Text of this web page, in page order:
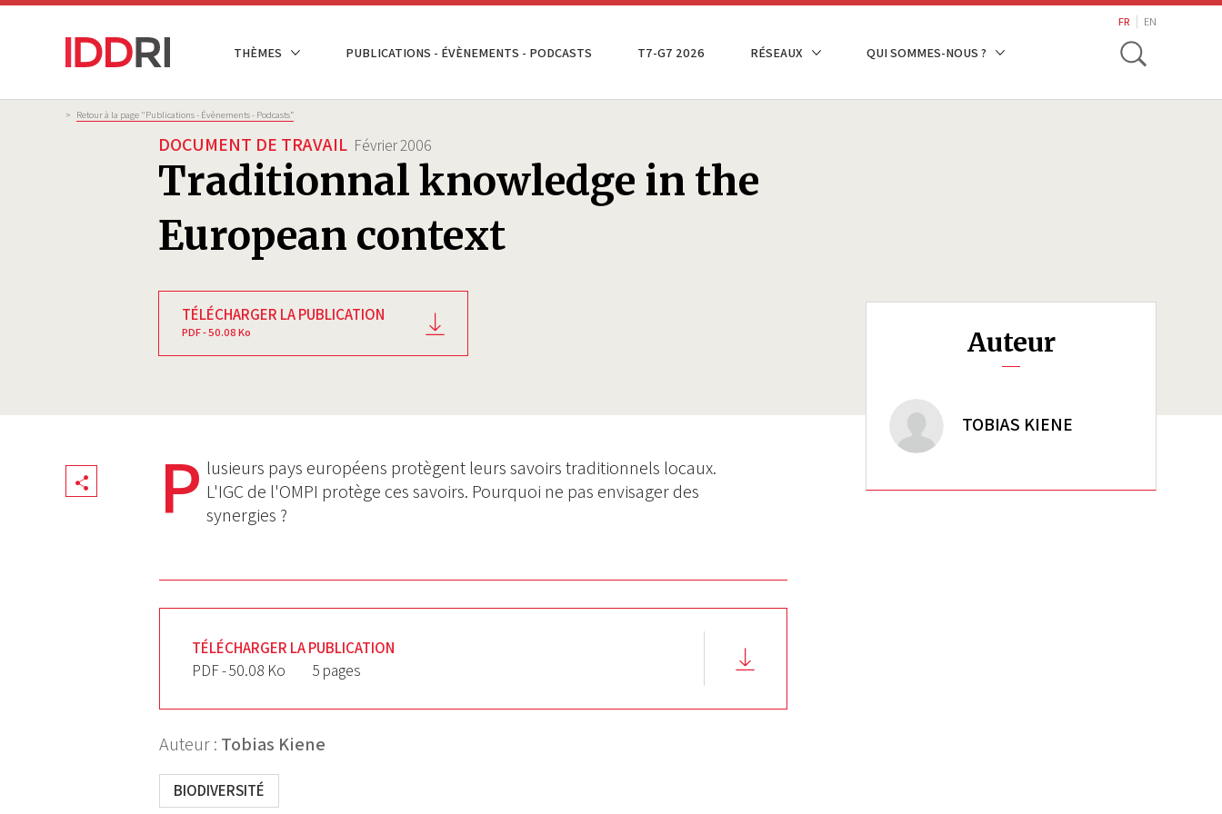
Aller
NAVIGATION
THÈMES PUBLICATIONS - ÉVÈNEMENTS - PODCASTS T7-G7 2026 RÉSEAUX QUI SOMMES-NOUS ?
FR EN
Toggle
Fil
d'Ariane
> Retour à la page "Publications - Évènements - Podcasts”
DOCUMENT DE TRAVAIL Février 2006
Traditionnal knowledge in the
European context
TÉLÉCHARGER LA PUBLICATION
PDF - 50.08 Ko
Share P lusieurs pays européens protègent leurs savoirs traditionnels locaux.
L'IGC de l'OMPI protège ces savoirs. Pourquoi ne pas envisager des
synergies ?
TÉLÉCHARGER LA PUBLICATION
PDF - 50.08 Ko
5 pages
Auteur : Tobias Kiene
BIODIVERSITÉ
Auteur
TOBIAS KIENE